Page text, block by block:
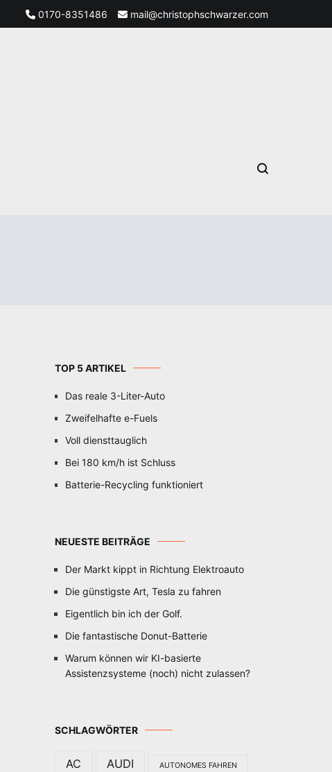
0170-8351486 mail@christophschwarzer.com
TOP 5 ARTIKEL
Das reale 3-Liter-Auto
Zweifelhafte e-Fuels
Voll diensttauglich
Bei 180 km/h ist Schluss
Batterie-Recycling funktioniert
NEUESTE BEITRÄGE
Der Markt kippt in Richtung Elektroauto
Die günstigste Art, Tesla zu fahren
Eigentlich bin ich der Golf.
Die fantastische Donut-Batterie
Warum können wir KI-basierte
Assistenzsysteme (noch) nicht zulassen?
SCHLAGWÖRTER
AC AUDI AUTONOMES FAHREN